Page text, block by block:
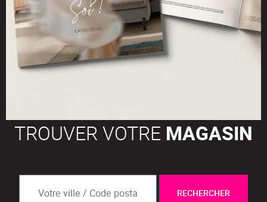
TROUVER VOTRE MAGASIN
RECHERCHER